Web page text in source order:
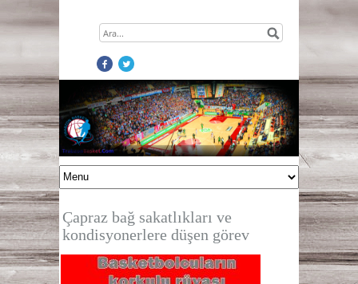
Çapraz bağ sakatlıkları ve
kondisyonerlere düşen görev